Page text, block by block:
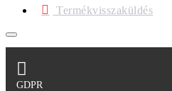
Termékvisszaküldés
GDPR